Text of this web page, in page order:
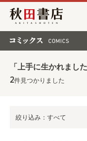
秋田書店
「上手に生かれま
2件見つかりました
絞り込み：すべて